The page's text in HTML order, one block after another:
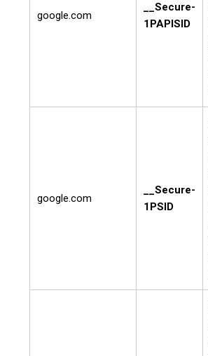
google.com
__Secure-
1PAPISID
google.com
__Secure-
1PSID